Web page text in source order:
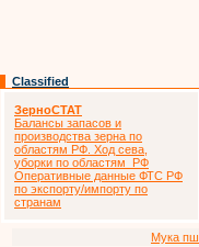
Classified
ЗерноСТАТ
Балансы запасов и
производства зерна по
областям РФ. Ход сева,
уборки по областям РФ
Оперативные данные ФТС РФ
по экспорту/импорту по
странам
Мука